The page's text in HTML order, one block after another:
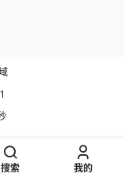
搜索 我的